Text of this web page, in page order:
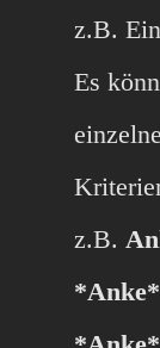
z.B.
Es
z.B.
*Anke*